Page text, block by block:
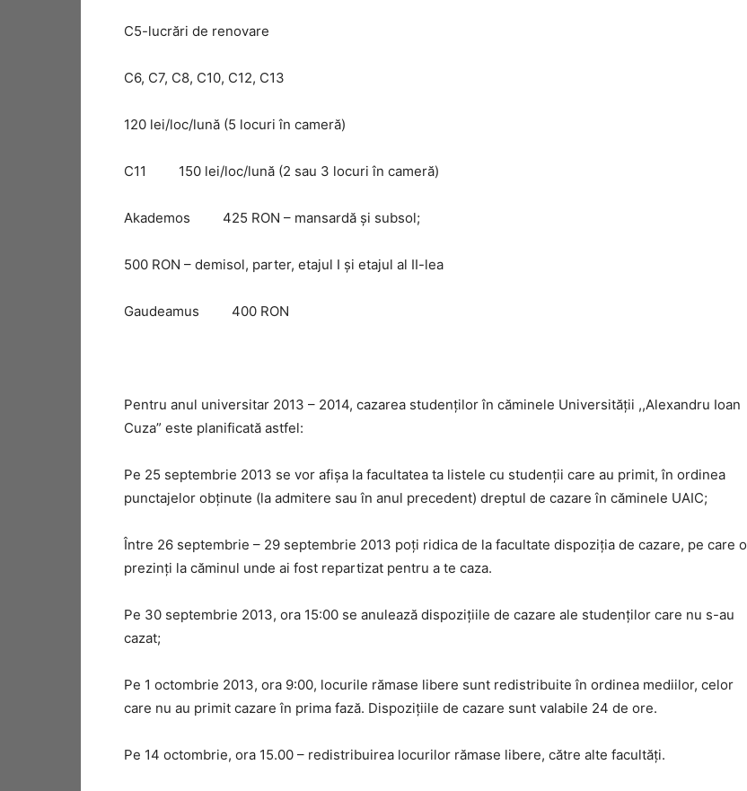
C5-lucrări de renovare
C6, C7, C8, C10, C12, C13
120 lei/loc/lună (5 locuri în cameră)
C11 150 lei/loc/lună (2 sau 3 locuri în cameră)
Akademos 425 RON – mansardă şi subsol;
500 RON – demisol, parter, etajul I şi etajul al II-lea
Gaudeamus 400 RON
Pentru anul universitar 2013 – 2014, cazarea studenţilor în căminele Universităţii ,,Alexandru Ioan
Cuza” este planificată astfel:
Pe 25 septembrie 2013 se vor afişa la facultatea ta listele cu studenţii care au primit, în ordinea
punctajelor obţinute (la admitere sau în anul precedent) dreptul de cazare în căminele UAIC;
Între 26 septembrie – 29 septembrie 2013 poţi ridica de la facultate dispoziţia de cazare, pe care o
prezinţi la căminul unde ai fost repartizat pentru a te caza.
Pe 30 septembrie 2013, ora 15:00 se anulează dispoziţiile de cazare ale studenţilor care nu s-au
cazat;
Pe 1 octombrie 2013, ora 9:00, locurile rămase libere sunt redistribuite în ordinea mediilor, celor
care nu au primit cazare în prima fază. Dispoziţiile de cazare sunt valabile 24 de ore.
Pe 14 octombrie, ora 15.00 – redistribuirea locurilor rămase libere, către alte facultăţi.